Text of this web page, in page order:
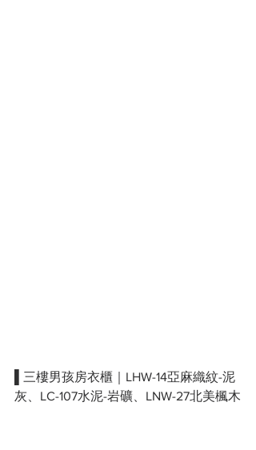
▌三樓男孩房衣櫃｜LHW-14亞麻織紋-泥
灰、LC-107水泥-岩礦、LNW-27北美楓木